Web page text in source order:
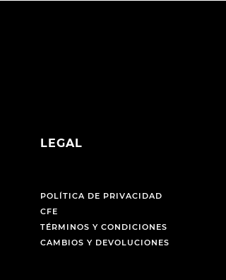
LEGAL
POLÍTICA DE PRIVACIDAD
CFE
TÉRMINOS Y CONDICIONES
CAMBIOS Y DEVOLUCIONES